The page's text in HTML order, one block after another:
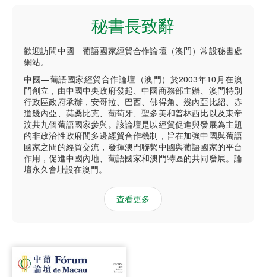
秘書長致辭
歡迎訪問中國—葡語國家經貿合作論壇（澳門）常設秘書處
網站。
中國—葡語國家經貿合作論壇（澳門）於2003年10月在澳
門創立，由中國中央政府發起、中國商務部主辦、澳門特別
行政區政府承辦，安哥拉、巴西、佛得角、幾內亞比紹、赤
道幾內亞、莫桑比克、葡萄牙、聖多美和普林西比以及東帝
汶共九個葡語國家參與。該論壇是以經貿促進與發展為主題
的非政治性政府間多邊經貿合作機制，旨在加強中國與葡語
國家之間的經貿交流，發揮澳門聯繫中國與葡語國家的平台
作用，促進中國內地、葡語國家和澳門特區的共同發展。論
壇永久會址設在澳門。
查看更多